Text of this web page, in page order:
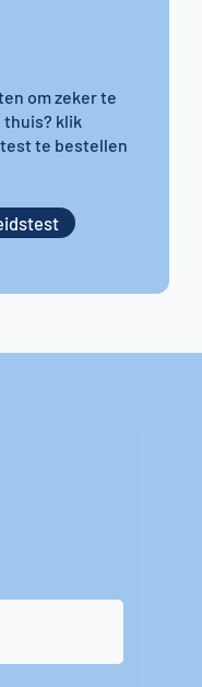
om zeker te
thuis? klik
te bestellen